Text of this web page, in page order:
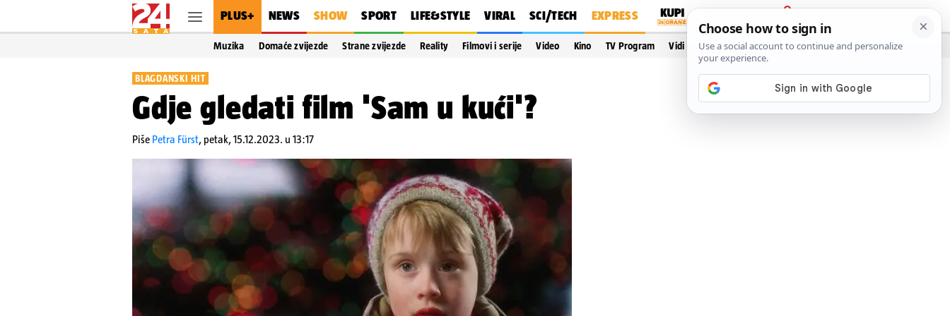
PLUS+ NEWS SHOW SPORT LIFE&STYLE VIRAL SCI/TECH EXPRESS
PRIJAVA
Muzika Domaće zvijezde Strane zvijezde Reality Filmovi i serije Video Kino TV Program Vidi još…
BLAGDANSKI HIT
Gdje gledati film 'Sam u kući'?
Piše Petra Fürst, petak, 15.12.2023. u 13:17